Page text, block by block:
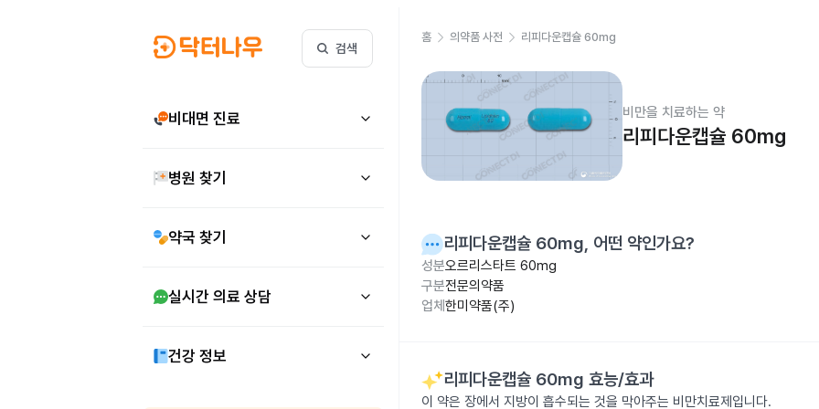
검색
비대면 진료
병원 찾기
약국 찾기
실시간 의료 상담
건강 정보
홈 의약품 사전 리피다운캡슐 60mg
비만을 치료하는 약
리피다운캡슐 60mg
리피다운캡슐 60mg, 어떤 약인가요?
성분오르리스타트 60mg
구분전문의약품
업체 한미약품(주)
리피다운캡슐 60mg 효능/효과
이 약은 장에서 지방이 흡수되는 것을 막아주는 비만치료제입니다.